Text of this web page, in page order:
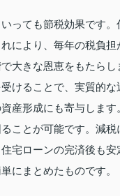
っても節税効果です
により、毎年の税負
大きな恩恵をもたら
けることで、実質的な
産形成にも寄与しま
ことが可能です。減
宅ローンの完済後も安
にまとめたものです。